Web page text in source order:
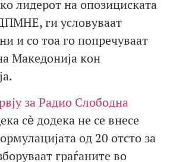
лидерот на опозициската
ги условуваат
и со тоа го попречуваат
Македонија кон
за Радио Слободна
сѐ додека не се внесе
од 20 отсто за
граѓаните во